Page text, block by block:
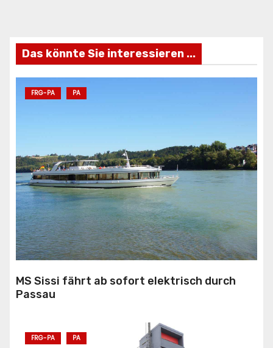
Das könnte Sie interessieren ...
FRG-PA PA
MS Sissi fährt ab sofort elektrisch durch
Passau
FRG-PA PA